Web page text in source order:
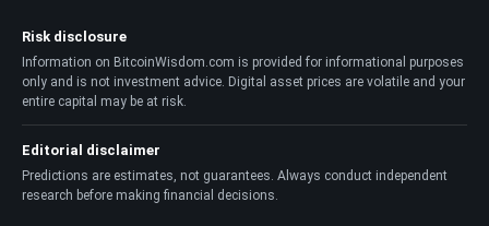
Risk disclosure
Information on BitcoinWisdom.com is provided for informational purposes
only and is not investment advice. Digital asset prices are volatile and your
entire capital may be at risk.
Editorial disclaimer
Predictions are estimates, not guarantees. Always conduct independent
research before making financial decisions.